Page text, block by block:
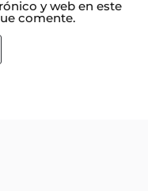
y web en este
comente.